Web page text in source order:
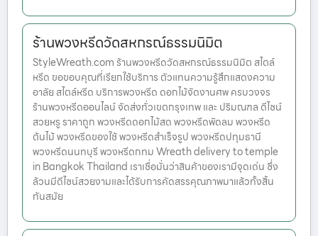
ร้านพวงหรีดวัดสหกรณ์ธรรมนิมิต
StyleWreath.com ร้านพวงหรีดวัดสหกรณ์ธรรมนิมิต สไตล์
หรีด ขอขอบคุณที่เรียกใช้บริการ ตัวแทนความรู้สึกแสดงความ
อาลัย สไตล์หรีด บริการพวงหรีด ดอกไม้จัดงานศพ ครบวงจร
ร้านพวงหรีดออนไลน์ จัดส่งทั่วเขตกรุงเทพ และ ปริมณฑล ดีไซน์
สวยหรู ราคาถูก พวงหรีดดอกไม้สด พวงหรีดพัดลม พวงหรีด
ต้นไม้ พวงหรีดของใช้ พวงหรีดสำเร็จรูป พวงหรีดปทุมธานี
พวงหรีดนนทบุรี พวงหรีดกทม Wreath delivery to temple
in Bangkok Thailand เราเชื่อมั่นว่าสินค้าของเรามีจุดเด่น ซึ่ง
ล้วนมีดีไซน์สวยงามและได้รับการคัดสรรคุณภาพมาแล้วทั้งสิ้น
ทันสมัย